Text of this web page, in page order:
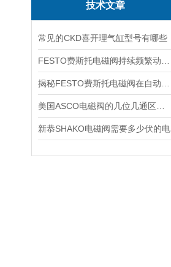
技术文章
常见的CKD喜开理气缸型号有哪些
新恭SHAKO电磁阀需要多少伏的电